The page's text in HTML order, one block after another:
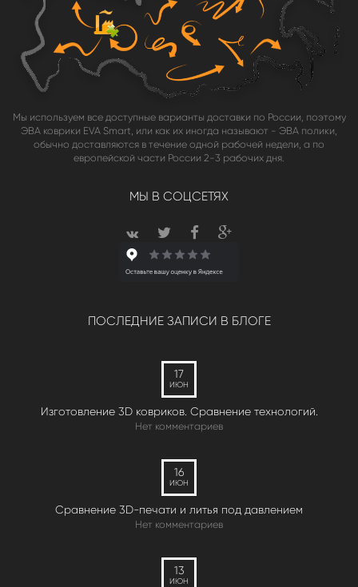
Мы используем все доступные варианты доставки по России, поэтому
ЭВА коврики EVA Smart, или как их иногда называют - ЭВА полики,
обычно доставляются в течение одной рабочей недели, а по
европейской части России 2-3 рабочих дня.
МЫ В СОЦСЕТЯХ
ПОСЛЕДНИЕ ЗАПИСИ В БЛОГЕ
17
ИЮН
Изготовление 3D ковриков. Сравнение технологий.
Нет комментариев
16
ИЮН
Сравнение 3D-печати и литья под давлением
Нет комментариев
13
ИЮН